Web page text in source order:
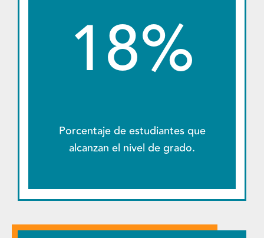
18%
Porcentaje de estudiantes que
alcanzan el nivel de grado.